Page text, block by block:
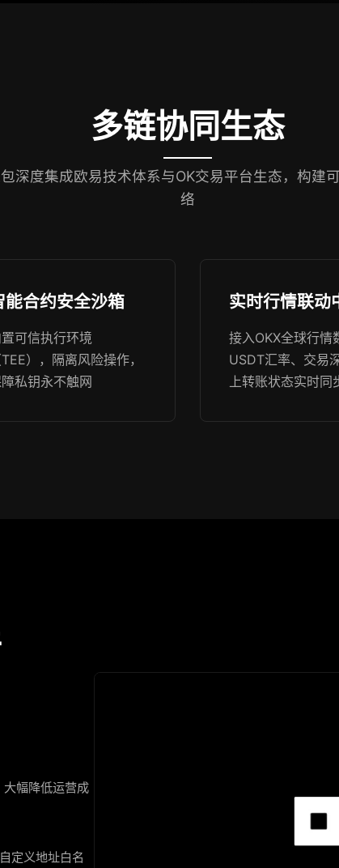
多链协同生态
深度集成欧易技术体系与OK交易平台生态，构建
络
能合约安全沙箱
可信执行环境
TEE），隔离风险操作，
私钥永不触网
实时行情联动
接入OKX全球行情
USDT汇率、交易
上转账状态实时同
幅降低运营成
定义地址白名